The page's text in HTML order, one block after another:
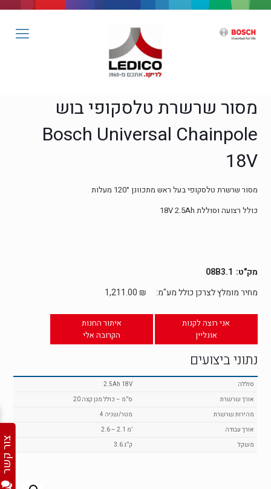
מסור שרשרת טלסקופי בוש
Bosch Universal Chainpole
18V
מסור שרשרת טלסקופי בעל ראש מתכוונן 120° מעלות
כולל רצועה וסוללת 18V 2.5Ah
08B3.1
מחיר מומלץ לצרכן כולל מע"מ:
1,211.00 ₪
אני רוצה לקנות
אונליין
איתור החנות
הקרובה אלי
נתוני ביצועים
2.5Ah 18V
סוללה
20 ס”מ – כולל מגן קצה
אורך שרשרת
4 מטר/שניה
מהירות שרשרת
2.6 – 2.1 מ’
אורך עבודה
3.6 ק”ג
משקל